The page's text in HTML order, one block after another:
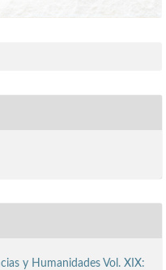
y Humanidades Vol. XIX: